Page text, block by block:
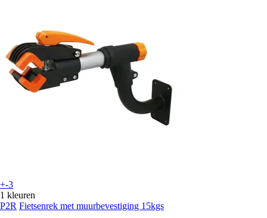
+-3
1 kleuren
P2R Fietsenrek met muurbevestiging 15kgs